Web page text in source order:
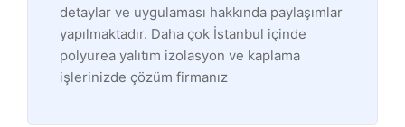
detaylar ve uygulaması hakkında paylaşımlar
yapılmaktadır. Daha çok İstanbul içinde
polyurea yalıtım izolasyon ve kaplama
işlerinizde çözüm firmanız